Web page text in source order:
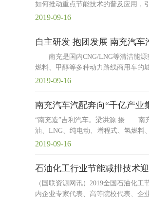
如何推动重点节能技术的普及应用，
2019-09-16
自主研发 抱团发展 南充汽车
南充是国内CNG/LNG等清洁能源
燃料、甲醇等多种动力路线商用车的
2019-09-16
南充汽车汽配奔向“千亿产业
“南充造”吉利汽车。梁洪源 摄 南充
油、LNG、纯电动、增程式、氢燃料
2019-09-16
石油化工行业节能减排技术
（国联资源网讯）2019全国石油化
内企业专家代表、高等院校代表、企